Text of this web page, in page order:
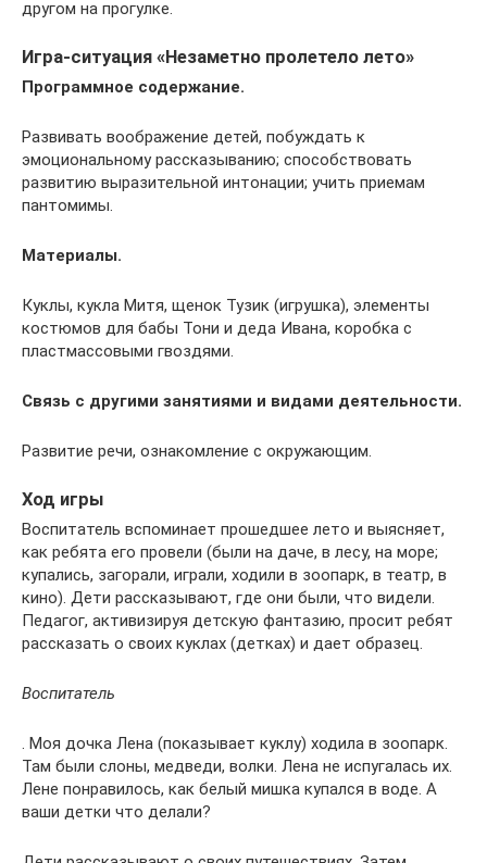
другом на прогулке.
Игра-ситуация «Незаметно пролетело лето»
Программное содержание.
Развивать воображение детей, побуждать к
эмоциональному рассказыванию; способствовать
развитию выразительной интонации; учить приемам
пантомимы.
Материалы.
Куклы, кукла Митя, щенок Тузик (игрушка), элементы
костюмов для бабы Тони и деда Ивана, коробка с
пластмассовыми гвоздями.
Связь с другими занятиями и видами деятельности.
Развитие речи, ознакомление с окружающим.
Ход игры
Воспитатель вспоминает прошедшее лето и выясняет,
как ребята его провели (были на даче, в лесу, на море;
купались, загорали, играли, ходили в зоопарк, в театр, в
кино). Дети рассказывают, где они были, что видели.
Педагог, активизируя детскую фантазию, просит ребят
рассказать о своих куклах (детках) и дает образец.
Воспитатель
. Моя дочка Лена (показывает куклу) ходила в зоопарк.
Там были слоны, медведи, волки. Лена не испугалась их.
Лене понравилось, как белый мишка купался в воде. А
ваши детки что делали?